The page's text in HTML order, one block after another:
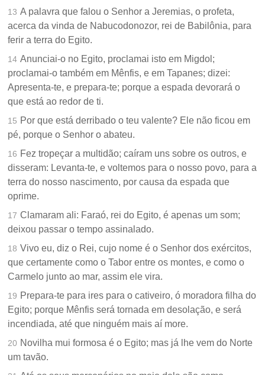
13 A palavra que falou o Senhor a Jeremias, o profeta,
acerca da vinda de Nabucodonozor, rei de Babilônia, para
ferir a terra do Egito.
14 Anunciai-o no Egito, proclamai isto em Migdol;
proclamai-o também em Mênfis, e em Tapanes; dizei:
Apresenta-te, e prepara-te; porque a espada devorará o
que está ao redor de ti.
15 Por que está derribado o teu valente? Ele não ficou em
pé, porque o Senhor o abateu.
16 Fez tropeçar a multidão; caíram uns sobre os outros, e
disseram: Levanta-te, e voltemos para o nosso povo, para a
terra do nosso nascimento, por causa da espada que
oprime.
17 Clamaram ali: Faraó, rei do Egito, é apenas um som;
deixou passar o tempo assinalado.
18 Vivo eu, diz o Rei, cujo nome é o Senhor dos exércitos,
que certamente como o Tabor entre os montes, e como o
Carmelo junto ao mar, assim ele vira.
19 Prepara-te para ires para o cativeiro, ó moradora filha do
Egito; porque Mênfis será tornada em desolação, e será
incendiada, até que ninguém mais aí more.
20 Novilha mui formosa é o Egito; mas já lhe vem do Norte
um tavão.